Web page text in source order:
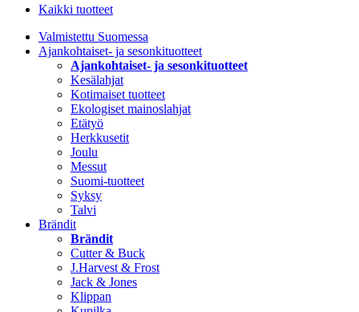
Kaikki tuotteet
Valmistettu Suomessa
Ajankohtaiset- ja sesonkituotteet
Ajankohtaiset- ja sesonkituotteet
Kesälahjat
Kotimaiset tuotteet
Ekologiset mainoslahjat
Etätyö
Herkkusetit
Joulu
Messut
Suomi-tuotteet
Syksy
Talvi
Brändit
Brändit
Cutter & Buck
J.Harvest & Frost
Jack & Jones
Klippan